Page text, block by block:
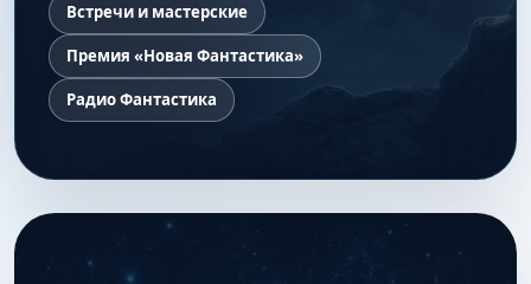
Встречи и мастерские
Премия «Новая Фантастика»
Радио Фантастика